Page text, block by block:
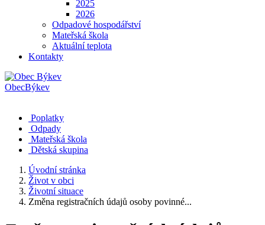
2025
2026
Odpadové hospodářství
Mateřská škola
Aktuální teplota
Kontakty
ObecBýkev
Poplatky
Odpady
Mateřská škola
Dětská skupina
Úvodní stránka
Život v obci
Životní situace
Změna registračních údajů osoby povinné...